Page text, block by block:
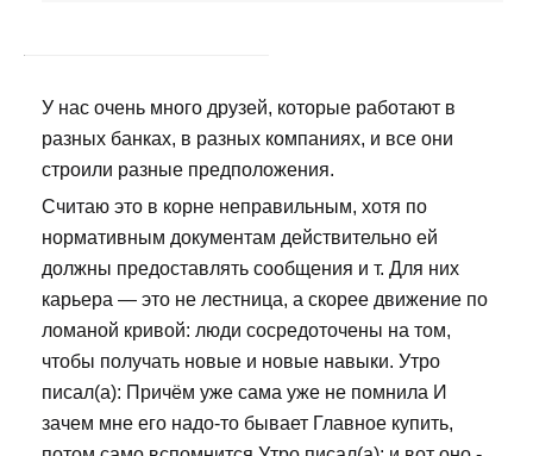
У нас очень много друзей, которые работают в
разных банках, в разных компаниях, и все они
строили разные предположения.
Считаю это в корне неправильным, хотя по
нормативным документам действительно ей
должны предоставлять сообщения и т. Для них
карьера — это не лестница, а скорее движение по
ломаной кривой: люди сосредоточены на том,
чтобы получать новые и новые навыки. Утро
писал(а): Причём уже сама уже не помнила И
зачем мне его надо-то бывает Главное купить,